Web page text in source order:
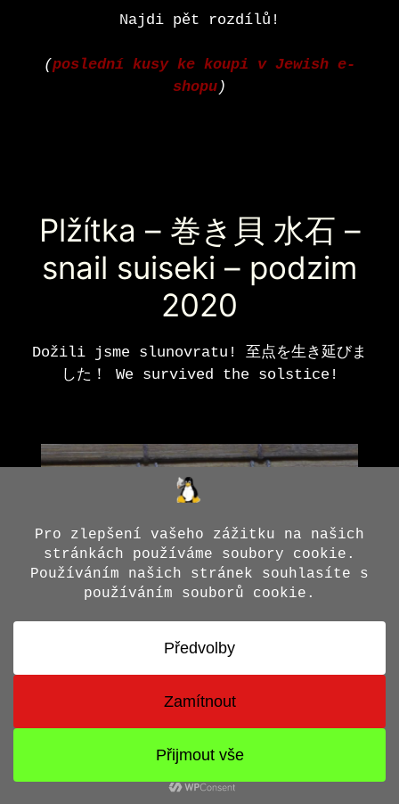
Najdi pět rozdílů!
(poslední kusy ke koupi v Jewish e-
shopu )
Plžítka – 巻き貝 水石 –
snail suiseki – podzim
2020
Dožili jsme slunovratu! 至点を生き延びま
した！ We survived the solstice!